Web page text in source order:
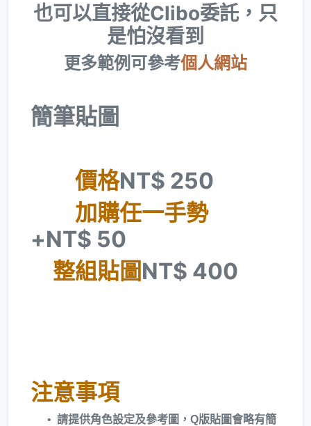
也可以直接從Clibo委託，只
是怕沒看到
更多範例可參考個人網站
簡筆貼圖
價格NT$ 250
加購任一手勢
+NT$ 50
整組貼圖NT$ 400
注意事項
請提供角色設定及參考圖，Q版貼圖會略有簡